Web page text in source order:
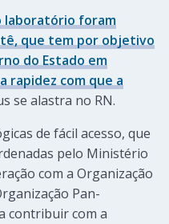
laboratório foram
que tem por objetivo
do Estado em
rapidez com que a
se alastra no RN.
de fácil acesso, que
pelo Ministério
com a Organização
Pan-
contribuir com a